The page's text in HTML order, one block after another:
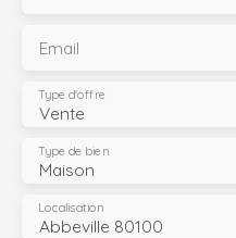
Email
Vente
Type d'offre
Maison
Type de bien
Abbeville 80100
Localisation